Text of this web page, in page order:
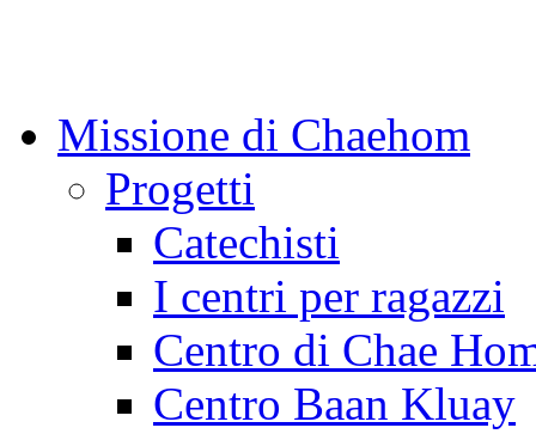
Missione di Chaehom
Progetti
Catechisti
I centri per ragazzi
Centro di Chae
Centro Baan Kluay